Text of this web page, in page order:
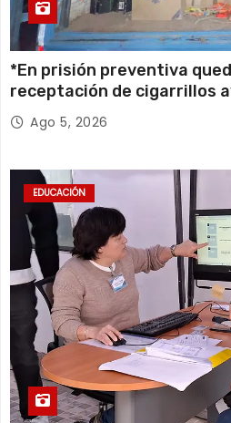
*En prisión preventiva
receptación de cigarrillos
millones*
Ago 5, 2026
EDUCACIÓN